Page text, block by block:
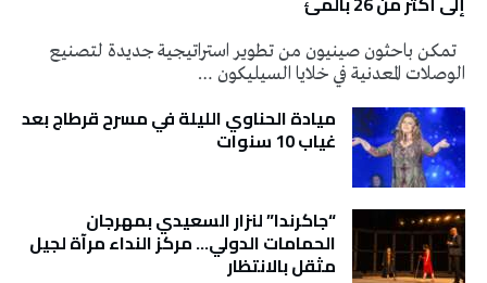
تمكن باحثون صينيون من تطوير استراتيجية جديدة لتصنيع
الوصلات المعدنية في خلايا السيليكون …
ميادة الحناوي الليلة في مسرح قرطاج بعد
غياب 10 سنوات
“جاكرندا” لنزار السعيدي بمهرجان
الحمامات الدولي… مركز النداء مرآة لجيل
مثقل بالانتظار